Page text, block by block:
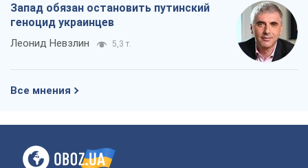
Запад обязан остановить путинский
геноцид украинцев
Леонид Невзлин 5,3 т.
Все мнения